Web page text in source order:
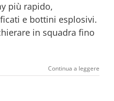
più rapido,
e bottini esplosivi.
in squadra fino
Continua a leggere